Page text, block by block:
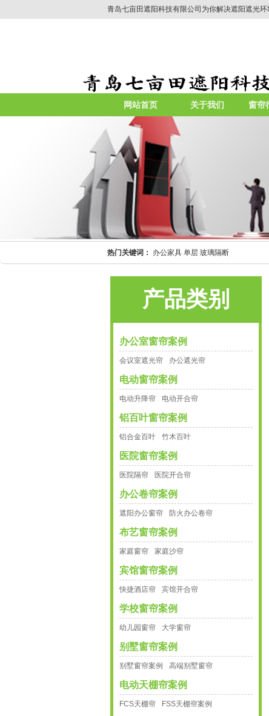
青岛七亩田遮阳科技有限公司为你解决遮阳遮光环
网站首页 关于我们 窗帘
热门关键词： 办公家具 单层 玻璃隔断
产品类别
办公室窗帘案例
会议室遮光帘 办公遮光帘
电动窗帘案例
电动升降帘 电动开合帘
铝百叶窗帘案例
铝合金百叶 竹木百叶
医院窗帘案例
医院隔帘 医院开合帘
办公卷帘案例
遮阳办公窗帘 防火办公卷帘
布艺窗帘案例
家庭窗帘 家庭沙帘
宾馆窗帘案例
快捷酒店帘 宾馆开合帘
学校窗帘案例
幼儿园窗帘 大学窗帘
别墅窗帘案例
别墅窗帘案例 高端别墅窗帘
电动天棚帘案例
FCS天棚帘 FSS天棚帘案例